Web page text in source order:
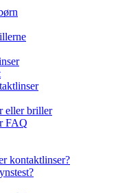
eller briller
FAQ
kontaktlinser?